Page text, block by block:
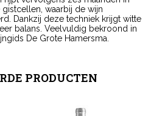
waarbij de wijn
Dankzij deze techniek krijgt witte
balans. Veelvuldig bekroond in
De Grote Hamersma.
PRODUCTEN